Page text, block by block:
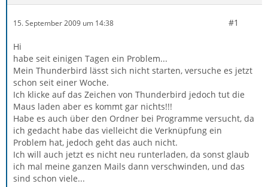
15. September 2009 um 14:38 #1
Hi
habe seit einigen Tagen ein Problem...
Mein Thunderbird lässt sich nicht starten, versuche es jetzt
schon seit einer Woche.
Ich klicke auf das Zeichen von Thunderbird jedoch tut die
Maus laden aber es kommt gar nichts!!!
Habe es auch über den Ordner bei Programme versucht, da
ich gedacht habe das vielleicht die Verknüpfung ein
Problem hat, jedoch geht das auch nicht.
Ich will auch jetzt es nicht neu runterladen, da sonst glaub
ich mal meine ganzen Mails dann verschwinden, und das
sind schon viele...